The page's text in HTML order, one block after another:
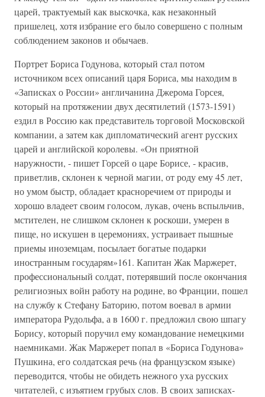
царей, трактуемый как выскочка, как незаконный
пришелец, хотя избрание его было совершено с полным
соблюдением законов и обычаев.
Портрет Бориса Годунова, который стал потом
источником всех описаний царя Бориса, мы находим в
«Записках о России» англичанина Джерома Горсея,
который на протяжении двух десятилетий (1573-1591)
ездил в Россию как представитель торговой Московской
компании, а затем как дипломатический агент русских
царей и английской королевы. «Он приятной
наружности, - пишет Горсей о царе Борисе, - красив,
приветлив, склонен к черной магии, от роду ему 45 лет,
но умом быстр, обладает красноречием от природы и
хорошо владеет своим голосом, лукав, очень вспыльчив,
мстителен, не слишком склонен к роскоши, умерен в
пище, но искушен в церемониях, устраивает пышные
приемы иноземцам, посылает богатые подарки
иностранным государям»161. Капитан Жак Маржерет,
профессиональный солдат, потерявший после окончания
религиозных войн работу на родине, во Франции, пошел
на службу к Стефану Баторию, потом воевал в армии
императора Рудольфа, а в 1600 г. предложил свою шпагу
Борису, который поручил ему командование немецкими
наемниками. Жак Маржерет попал в «Бориса Годунова»
Пушкина, его солдатская речь (на французском языке)
переводится, чтобы не обидеть нежного уха русских
читателей, с изъятием грубых слов. В своих записках-